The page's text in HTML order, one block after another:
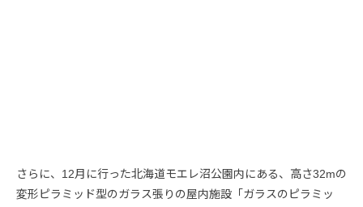
さらに、12月に行った北海道モエレ沼公園内にある、高さ32mの
変形ピラミッド型のガラス張りの屋内施設「ガラスのピラミッ